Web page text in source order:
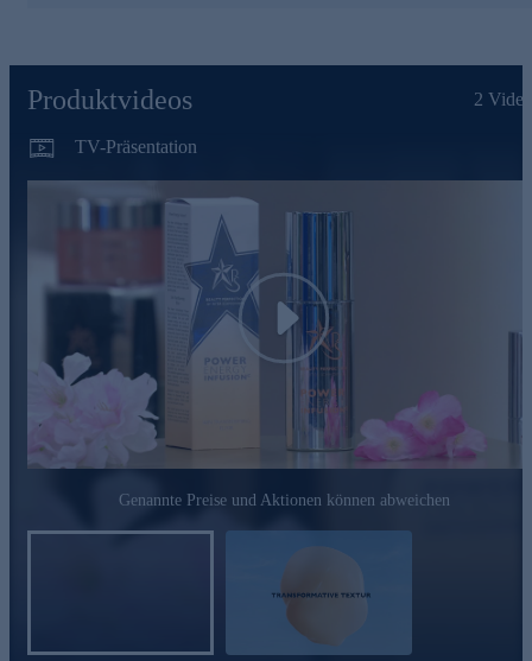
Produktvideos 2
TV-Präsentation
Play
Genannte Preise und Aktionen können abweichen